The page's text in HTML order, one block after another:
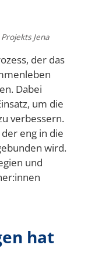
Jena
der das
Dabei
um die
verbessern.
eng in die
wird.
und
hat